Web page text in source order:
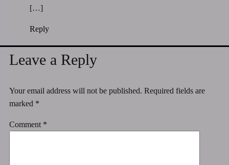
[…]
Reply
Leave a Reply
Your email address will not be published. Required fields are
marked *
Comment *